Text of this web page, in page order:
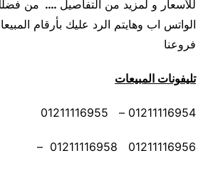
للأسعار و لمزيد من التفاصيل …. من
الواتس اب وهايتم الرد عليك بأرقام
فروعنا
تليفونات المبيعات
01211116954 – 01211116955
01211116956 01211116958 –